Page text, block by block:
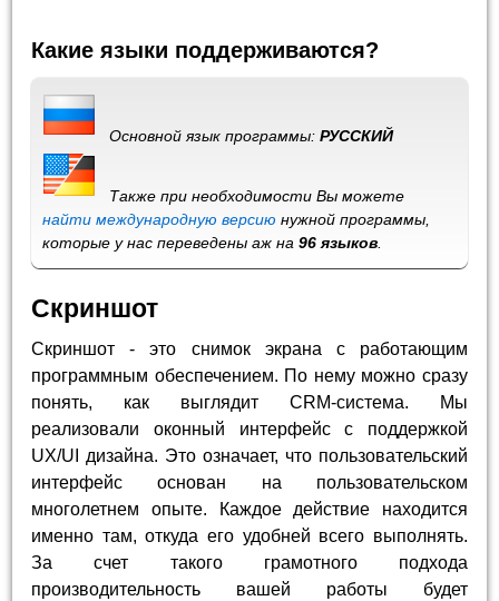
Какие языки поддерживаются?
Основной язык программы:РУССКИЙ
Также при необходимости Вы можете
найти международную версию нужной программы,
которые у нас переведены аж на96 языков
Скриншот
Скриншот - это снимок экрана с работающим
программным обеспечением. По нему можно сразу
понять, как выглядит CRM-система. Мы
реализовали оконный интерфейс с поддержкой
UX/UI дизайна. Это означает, что пользовательский
интерфейс основан на пользовательском
многолетнем опыте. Каждое действие находится
именно там, откуда его удобней всего выполнять.
За счет такого грамотного подхода
производительность вашей работы будет